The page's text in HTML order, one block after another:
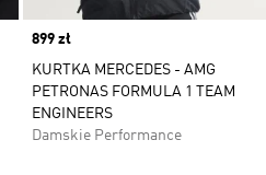
Price
899 zł
KURTKA MERCEDES - AMG
PETRONAS FORMULA 1 TEAM
ENGINEERS
Damskie Performance